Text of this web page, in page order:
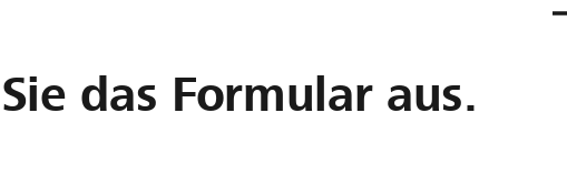
das Formular aus.